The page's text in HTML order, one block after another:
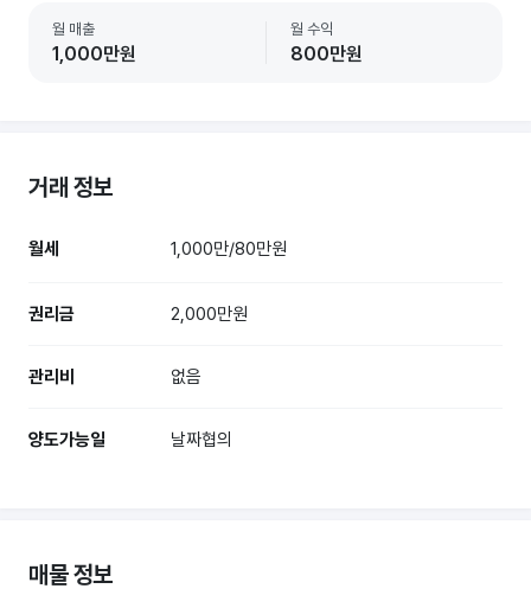
월 매출
1,000만원
월 수익
800만원
거래 정보
월세 1,000만/80만원
권리금 2,000만원
관리비 없음
양도가능일 날짜협의
매물 정보